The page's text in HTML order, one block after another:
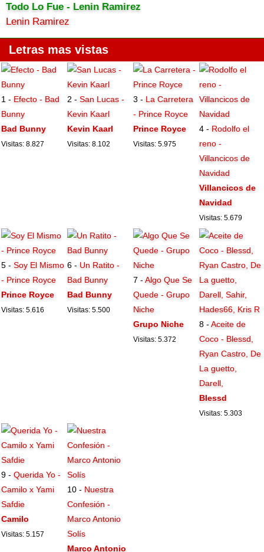
Todo Lo Fue - Lenin Ramirez
Lenin Ramirez
Letras mas vistas
1 - Efecto - Bad
Bunny
Bad Bunny
Visitas: 8.827
2 -San Lucas -
Kevin Kaarl
Kevin Kaarl
Visitas: 8.102
3 - La Carretera
- Prince Royce
Prince Royce
Visitas: 5.975
4 - Rodolfo el
reno -
Villancicos de
Navidad
Villancicos de
Navidad
Visitas: 5.679
5 -Soy El Mismo
- Prince Royce
Prince Royce
Visitas: 5.616
6 - Un Ratito -
Bad Bunny
Bad Bunny
Visitas: 5.500
7 -Algo Que Se
Quede - Grupo
Niche
Grupo Niche
Visitas: 5.372
8 -Aceite de
Coco - Blessd,
Ryan Castro, De
La guetto,
Darell,
Blessd
Visitas: 5.303
9 -Querida Yo -
Camilo x Yami
Safdie
Camilo
Visitas: 5.157
10 - Nuestra
Confesión -
Marco Antonio
Solís
Marco Antonio